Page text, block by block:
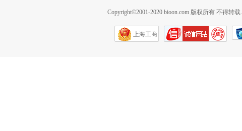
Copyright©2001-2020 bioon.com 版权所有 不得转载.
上海工商